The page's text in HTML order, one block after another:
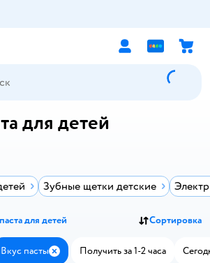
для детей
Зубные щетки детские
для детей Сортировка
Вкус пасты ЗакрытьПолучить за 1-2 часа